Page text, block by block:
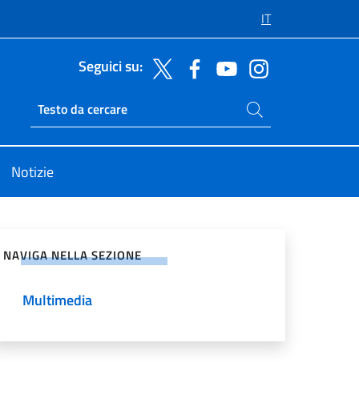
IT
Seguici su:
Ricerca sito live
Cerca nel sito
Notizie
NAVIGA NELLA SEZIONE
Multimedia